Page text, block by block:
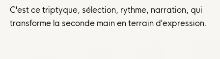
C'est ce triptyque, sélection, rythme, narration, qui
transforme la seconde main en terrain d'expression.